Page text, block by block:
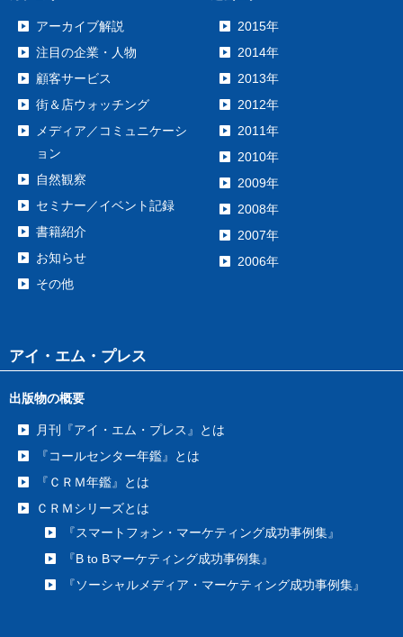
アーカイブ解説
注目の企業・人物
顧客サービス
街＆店ウォッチング
メディア／コミュニケーシ
ョン
自然観察
セミナー／イベント記録
書籍紹介
お知らせ
その他
2015年
2014年
2013年
2012年
2011年
2010年
2009年
2008年
2007年
2006年
アイ・エム・プレス
出版物の概要
月刊『アイ・エム・プレス』とは
『コールセンター年鑑』とは
『ＣＲＭ年鑑』とは
ＣＲＭシリーズとは
『スマートフォン・マーケティング成功事例集』
『B to Bマーケティング成功事例集』
『ソーシャルメディア・マーケティング成功事例集』